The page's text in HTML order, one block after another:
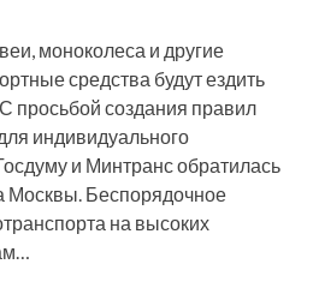
моноколеса и другие
средства будут ездить
просьбой создания правил
индивидуального
и Минтранс обратилась
Москвы. Беспорядочное
на высоких